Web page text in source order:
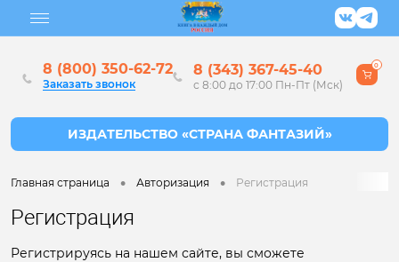
8 (800) 350-62-72
Заказать звонок
8 (343) 367-45-40
с 8:00 до 17:00 Пн-Пт (Мск)
0
Главная страница • Авторизация • Регистрация
Регистрация
Регистрируясь на нашем сайте, вы сможете